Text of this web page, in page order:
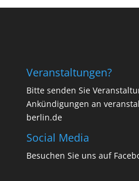
Veranstaltungen?
Bitte senden Sie
Ankündigungen an
berlin.de
Social Media
Besuchen Sie uns auf